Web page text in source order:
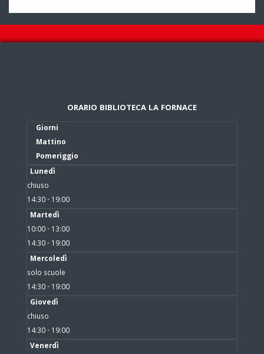
ORARIO BIBLIOTECA LA FORNACE
Giorni
Mattino
Pomeriggio
Lunedì
chiuso
14:30 - 19:00
Martedì
10:00 - 13:00
14:30 - 19:00
Mercoledì
solo scuole
14:30 - 19:00
Giovedì
chiuso
14:30 - 19:00
Venerdì